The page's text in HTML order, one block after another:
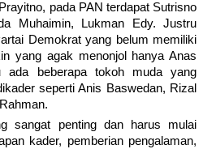
pada PAN terdapat Sutrisno
Muhaimin, Lukman Edy. Justru
Demokrat yang belum memiliki
yang agak menonjol hanya Anas
ada beberapa tokoh muda yang
seperti Anis Baswedan, Rizal
sangat penting dan harus mulai
kader, pemberian pengalaman,